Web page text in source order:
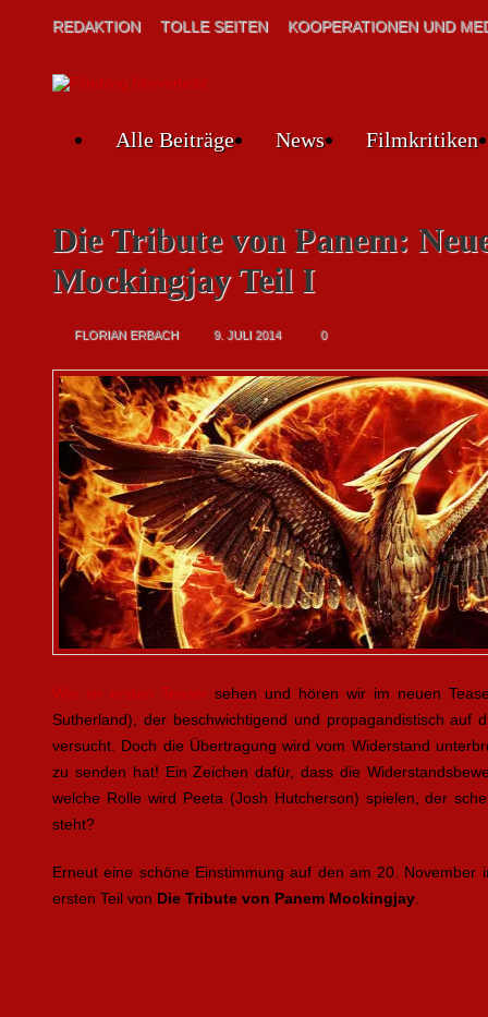
REDAKTION TOLLE SEITEN KOOPERATIONEN UND
Alle Beiträge News Filmkritiken
Die Tribute von Panem:
Mockingjay Teil I
FLORIAN ERBACH 9. JULI 2014 0
Wie im ersten Teaser sehen und hören wir im neuen
Sutherland), der beschwichtigend und propagandistisch auf
versucht. Doch die Übertragung wird vom Widerstand
zu senden hat! Ein Zeichen dafür, dass die
welche Rolle wird Peeta (Josh Hutcherson) spielen, der
steht?
Erneut eine schöne Einstimmung auf den am 20. November
ersten Teil von Die Tribute von Panem Mockingjay